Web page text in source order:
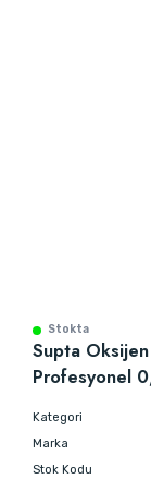
Stokta
Supta Oksijen
Profesyonel
Kategori
Marka
Stok Kodu